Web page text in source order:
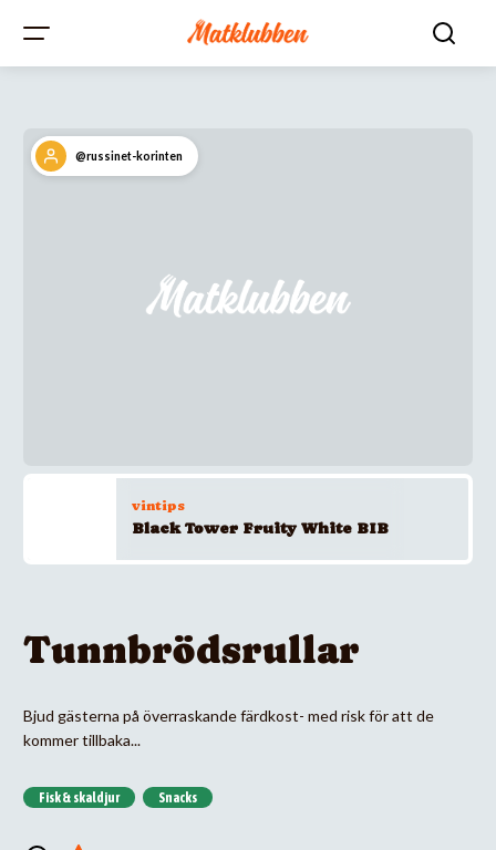
@russinet-korinten
vintips
Black Tower Fruity White BIB
Tunnbrödsrullar
Bjud gästerna på överraskande färdkost- med risk för att de
kommer tillbaka...
Fisk & skaldjur Snacks